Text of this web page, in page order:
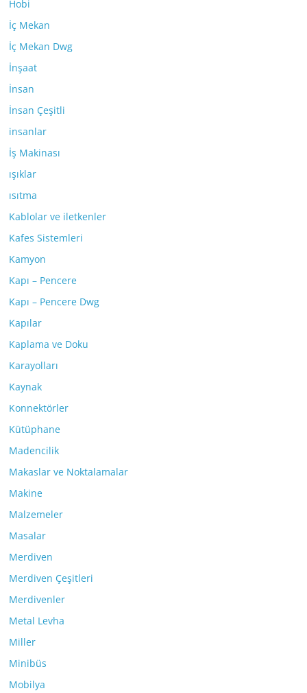
Hobi
İç Mekan
İç Mekan Dwg
İnşaat
İnsan
İnsan Çeşitli
insanlar
İş Makinası
ışıklar
ısıtma
Kablolar ve iletkenler
Kafes Sistemleri
Kamyon
Kapı – Pencere
Kapı – Pencere Dwg
Kapılar
Kaplama ve Doku
Karayolları
Kaynak
Konnektörler
Kütüphane
Madencilik
Makaslar ve Noktalamalar
Makine
Malzemeler
Masalar
Merdiven
Merdiven Çeşitleri
Merdivenler
Metal Levha
Miller
Minibüs
Mobilya